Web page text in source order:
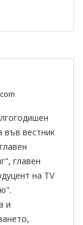
във вестник
главен
на TV
и